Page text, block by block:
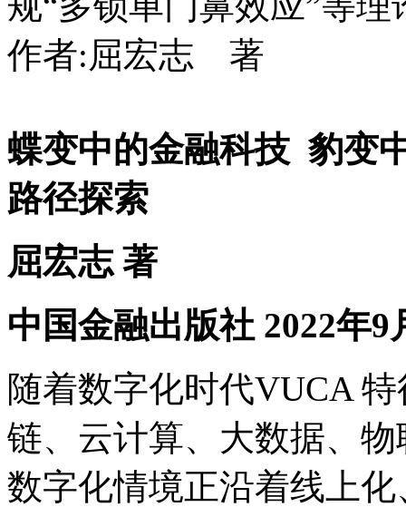
作者:屈宏志 著
蝶变中的金融科技 豹变
路径探索
屈宏志 著
中国金融出版社 2022年9
随着数字化时代VUCA
链、云计算、大数据、
数字化情境正沿着线上